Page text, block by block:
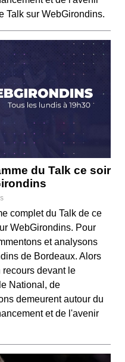
Talk sur WebGirondins.
du Talk ce soir
complet du Talk de ce
WebGirondins. Pour
et analysons
de Bordeaux. Alors
devant le
National, de
demeurent autour du
et de l'avenir